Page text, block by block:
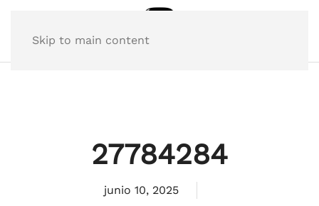
Skip to main content
27784284
junio 10, 2025